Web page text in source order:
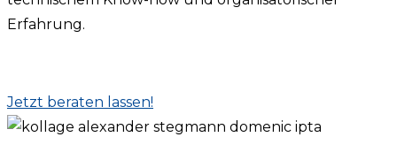
Erfahrung.
Jetzt beraten lassen!